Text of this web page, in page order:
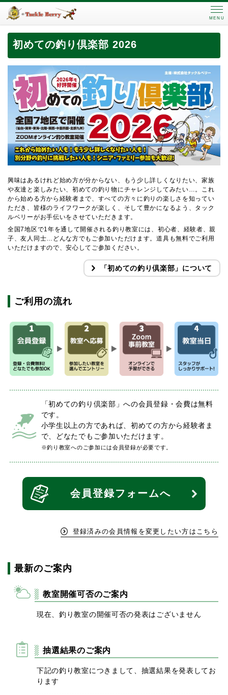
MENU
初めての釣り倶楽部 2026
興味はあるけれど始め方が分からない、もう少し詳しくなりたい、家族
や友達と楽しみたい、初めての釣り物にチャレンジしてみたい…。これ
から始める方から経験者まで、すべての方々に釣りの楽しさを知ってい
ただき、皆様のライフワークが楽しく、そして豊かになるよう、タック
ルベリーがお手伝いをさせていただきます。
全国7地区で1年を通して開催される釣り教室には、初心者、経験者、親
子、友人同士…どんな方でもご参加いただけます。道具も無料でご利用
いただけますので、安心してご参加ください。
「初めての釣り倶楽部」について
ご利用の流れ
「初めての釣り倶楽部」への会員登録・会費は無料
です。
小学生以上の方であれば、初めての方から経験者ま
で、どなたでもご参加いただけます。
※釣り教室へのご参加には会員登録が必要です。
会員登録フォームへ
登録済みの会員情報を変更したい方はこちら
最新のご案内
教室開催可否のご案内
現在、釣り教室の開催可否の発表はございません
抽選結果のご案内
下記の釣り教室につきまして、抽選結果を発表してお
ります